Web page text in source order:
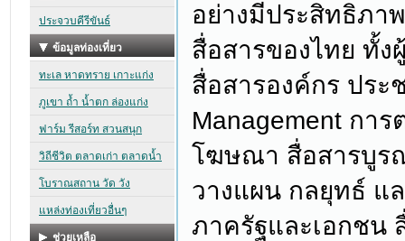
อย่างมีประสิทธิภา
สื่อสารของไทย ทั้
สื่อสารองค์กร ปร
Management กา
โฆษณา สื่อสารบูร
วางแผน กลยุทธ์ แ
ภาครัฐและเอกชน